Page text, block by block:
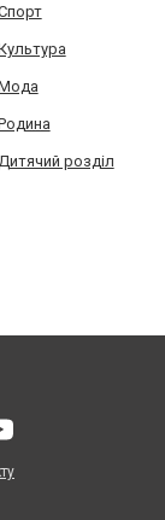
Дитячий розділ